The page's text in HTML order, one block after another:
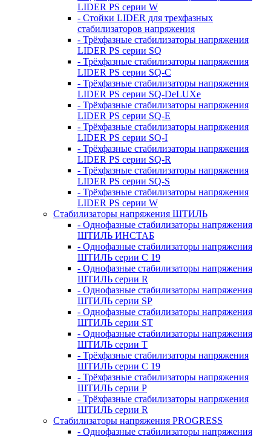
LIDER PS серии W
- Стойки LIDER для трехфазных
стабилизаторов напряжения
- Трёхфазные стабилизаторы напряжения
LIDER PS серии SQ
- Трёхфазные стабилизаторы напряжения
LIDER PS серии SQ-C
- Трёхфазные стабилизаторы напряжения
LIDER PS серии SQ-DeLUXe
- Трёхфазные стабилизаторы напряжения
LIDER PS серии SQ-E
- Трёхфазные стабилизаторы напряжения
LIDER PS серии SQ-I
- Трёхфазные стабилизаторы напряжения
LIDER PS серии SQ-R
- Трёхфазные стабилизаторы напряжения
LIDER PS серии SQ-S
- Трёхфазные стабилизаторы напряжения
LIDER PS серии W
Стабилизаторы напряжения ШТИЛЬ
- Однофазные стабилизаторы напряжения
ШТИЛЬ ИНСТАБ
- Однофазные стабилизаторы напряжения
ШТИЛЬ серии C 19
- Однофазные стабилизаторы напряжения
ШТИЛЬ серии R
- Однофазные стабилизаторы напряжения
ШТИЛЬ серии SP
- Однофазные стабилизаторы напряжения
ШТИЛЬ серии ST
- Однофазные стабилизаторы напряжения
ШТИЛЬ серии T
- Трёхфазные стабилизаторы напряжения
ШТИЛЬ серии C 19
- Трёхфазные стабилизаторы напряжения
ШТИЛЬ серии P
- Трёхфазные стабилизаторы напряжения
ШТИЛЬ серии R
Стабилизаторы напряжения PROGRESS
- Однофазные стабилизаторы напряжения